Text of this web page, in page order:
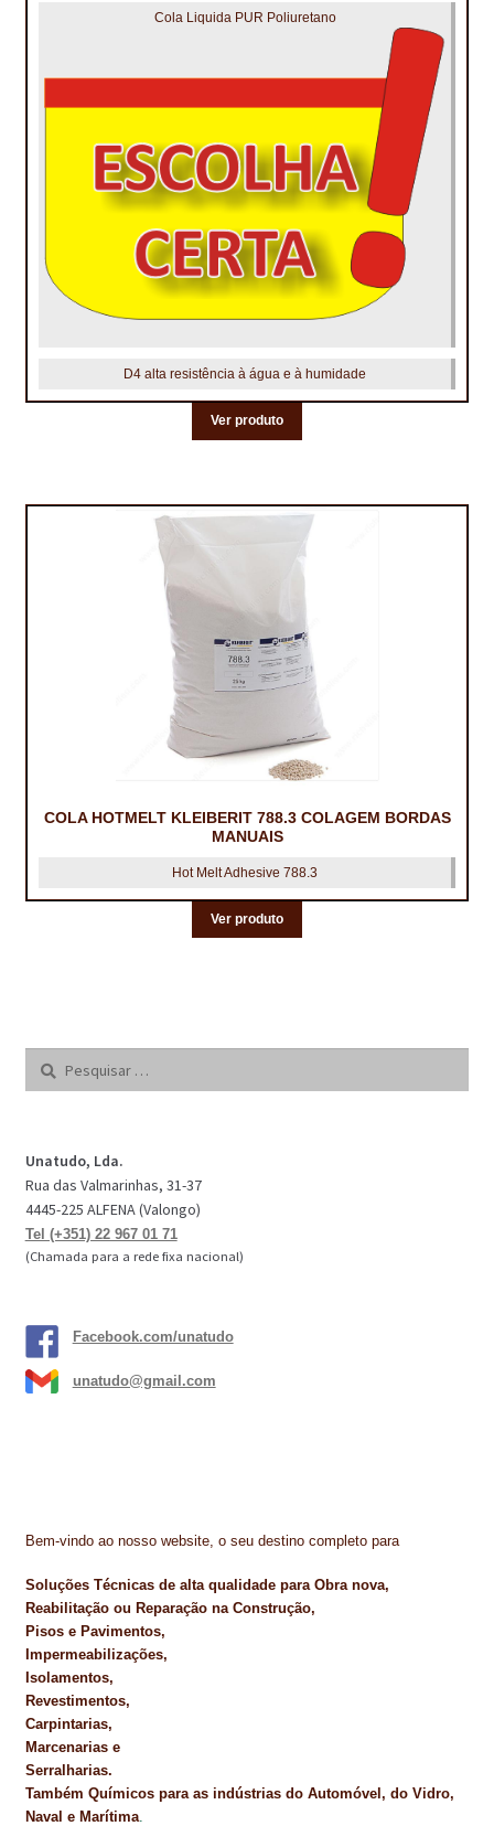
Cola Liquida PUR Poliuretano
D4 alta resistência à água e à humidade
Ver produto
COLA HOTMELT KLEIBERIT 788.3 COLAGEM BORDAS
MANUAIS
Hot Melt Adhesive 788.3
Ver produto
Pesquisar
Unatudo, Lda.
Rua das Valmarinhas, 31-37
4445-225 ALFENA (Valongo)
Tel (+351) 22 967 01 71
(Chamada para a rede fixa nacional)
Facebook.com/unatudo
unatudo@gmail.com
Bem-vindo ao nosso website, o seu destino completo para
Soluções Técnicas de alta qualidade para Obra nova,
Reabilitação ou Reparação na Construção,
Pisos e Pavimentos,
Impermeabilizações,
Isolamentos,
Revestimentos,
Carpintarias,
Marcenarias e
Serralharias.
Também Químicos para as indústrias do Automóvel, do Vidro,
Naval e Marítima.